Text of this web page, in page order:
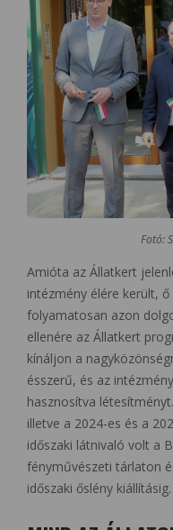
Fotó:
Amióta az Állatkert
intézmény élére került,
folyamatosan azon
ellenére az Állatkert
kínáljon a
ésszerű, és az
hasznosítva
illetve a 2024-es és a
időszaki látnivaló volt a
fényművészeti tárlaton
időszaki őslény kiállításig.